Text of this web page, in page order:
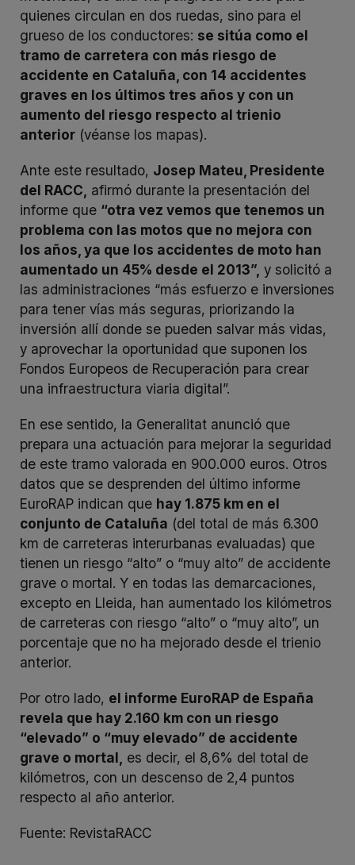
quienes circulan en dos ruedas, sino para el
grueso de los conductores: se sitúa como el
tramo de carretera con más riesgo de
accidente en Cataluña, con 14 accidentes
graves en los últimos tres años y con un
aumento del riesgo respecto al trienio
anterior (véanse los mapas).
Ante este resultado, Josep Mateu, Presidente
del RACC, afirmó durante la presentación del
informe que “otra vez vemos que tenemos un
problema con las motos que no mejora con
los años, ya que los accidentes de moto han
aumentado un 45% desde el 2013”, y solicitó a
las administraciones “más esfuerzo e inversiones
para tener vías más seguras, priorizando la
inversión allí donde se pueden salvar más vidas,
y aprovechar la oportunidad que suponen los
Fondos Europeos de Recuperación para crear
una infraestructura viaria digital”.
En ese sentido, la Generalitat anunció que
prepara una actuación para mejorar la seguridad
de este tramo valorada en 900.000 euros. Otros
datos que se desprenden del último informe
EuroRAP indican que hay 1.875 km en el
conjunto de Cataluña (del total de más 6.300
km de carreteras interurbanas evaluadas) que
tienen un riesgo “alto” o “muy alto” de accidente
grave o mortal. Y en todas las demarcaciones,
excepto en Lleida, han aumentado los kilómetros
de carreteras con riesgo “alto” o “muy alto”, un
porcentaje que no ha mejorado desde el trienio
anterior.
Por otro lado, el informe EuroRAP de España
revela que hay 2.160 km con un riesgo
“elevado” o “muy elevado” de accidente
grave o mortal, es decir, el 8,6% del total de
kilómetros, con un descenso de 2,4 puntos
respecto al año anterior.
Fuente: RevistaRACC